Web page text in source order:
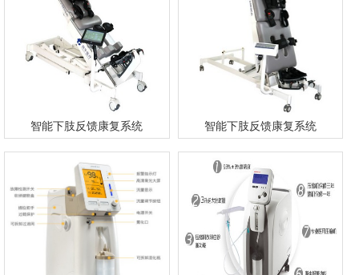
智能下肢反馈康复系统 智能下肢反馈康复系统